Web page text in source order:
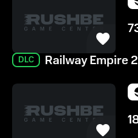
DLC Railway Empire